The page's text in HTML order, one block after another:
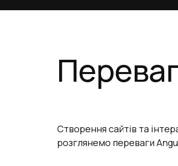
Створення сайтів та
розглянемо переваги